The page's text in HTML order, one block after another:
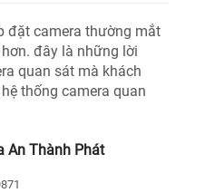
đặt camera thường mắt
đây là những lời
quan sát mà khách
thống camera quan
An Thành Phát